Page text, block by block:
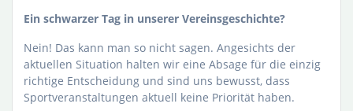
Ein schwarzer Tag in unserer Vereinsgeschichte?
Nein! Das kann man so nicht sagen. Angesichts der
aktuellen Situation halten wir eine Absage für die einzig
richtige Entscheidung und sind uns bewusst, dass
Sportveranstaltungen aktuell keine Priorität haben.